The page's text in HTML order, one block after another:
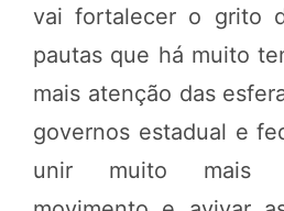
vai fortalecer o grito
pautas que há muito
mais atenção das
governos estadual e
unir muito mais